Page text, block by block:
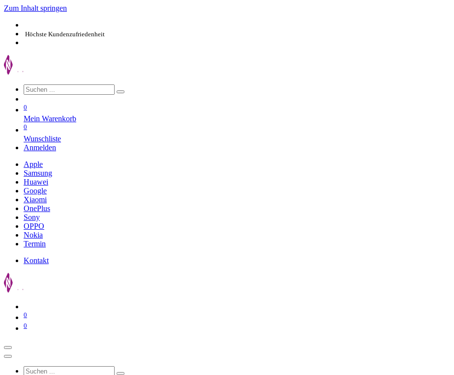
Zum Inhalt springen
Höchste Kundenzufriedenheit
0
Mein Warenkorb
0
Wunschliste
Anmelden
Apple
Samsung
Huawei
Google
Xiaomi
OnePlus
Sony
OPPO
Nokia
Termin
Kontakt
0
0